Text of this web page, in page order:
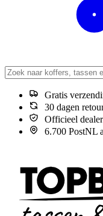
Gratis
30 dagen
Officieel dealer
6.700 PostNL